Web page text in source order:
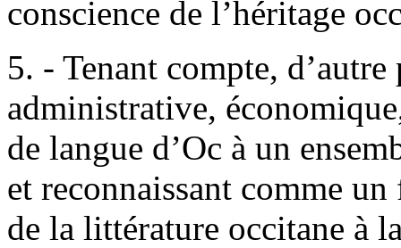
conscience de l’héritage
5. - Tenant compte,
administrative,
de langue d’Oc à un
et reconnaissant comme
de la littérature occitane à